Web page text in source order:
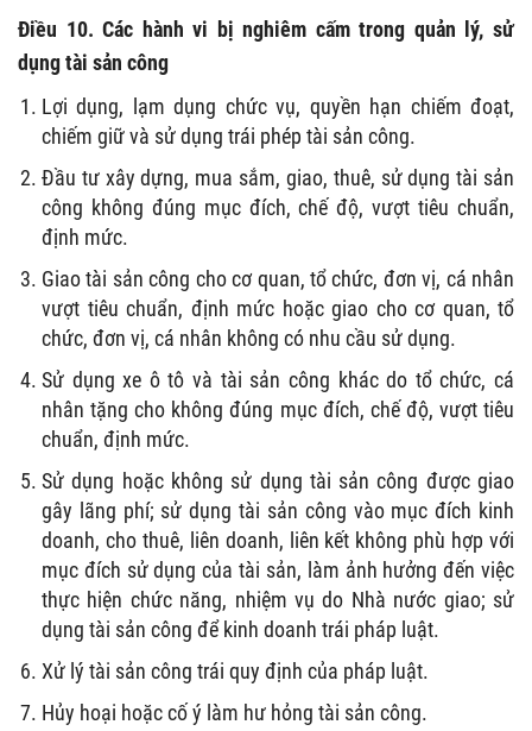
Điều 10. Các hành vi bị nghiêm cấm trong quản lý, sử
dụng tài sản công
Lợi dụng, lạm dụng chức vụ, quyền hạn chiếm đoạt,
chiếm giữ và sử dụng trái phép tài sản công.
Đầu tư xây dựng, mua sắm, giao, thuê, sử dụng tài sản
công không đúng mục đích, chế độ, vượt tiêu chuẩn,
định mức.
Giao tài sản công cho cơ quan, tổ chức, đơn vị, cá nhân
vượt tiêu chuẩn, định mức hoặc giao cho cơ quan, tổ
chức, đơn vị, cá nhân không có nhu cầu sử dụng.
Sử dụng xe ô tô và tài sản công khác do tổ chức, cá
nhân tặng cho không đúng mục đích, chế độ, vượt tiêu
chuẩn, định mức.
Sử dụng hoặc không sử dụng tài sản công được giao
gây lãng phí; sử dụng tài sản công vào mục đích kinh
doanh, cho thuê, liên doanh, liên kết không phù hợp với
mục đích sử dụng của tài sản, làm ảnh hưởng đến việc
thực hiện chức năng, nhiệm vụ do Nhà nước giao; sử
dụng tài sản công để kinh doanh trái pháp luật.
Xử lý tài sản công trái quy định của pháp luật.
Hủy hoại hoặc cố ý làm hư hỏng tài sản công.